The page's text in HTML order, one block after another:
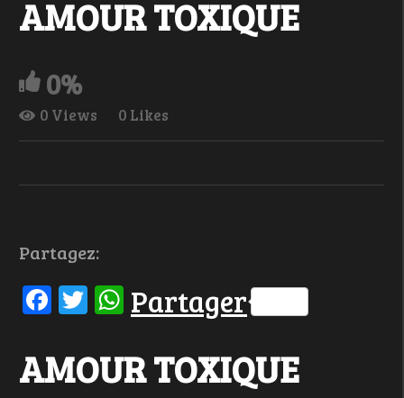
AMOUR TOXIQUE
0%
0 Views 0 Likes
Partagez:
Facebook
Twitter
WhatsApp
Partager
AMOUR TOXIQUE